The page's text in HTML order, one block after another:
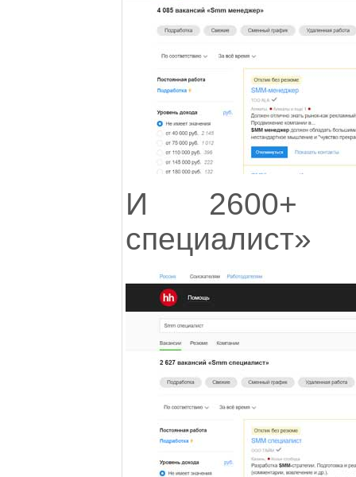
И 2600+
специалист»